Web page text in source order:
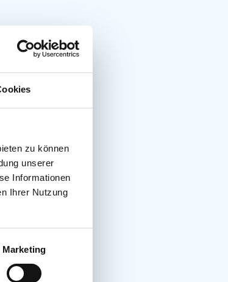
zu können
unserer
Informationen
Ihrer Nutzung
Marketing